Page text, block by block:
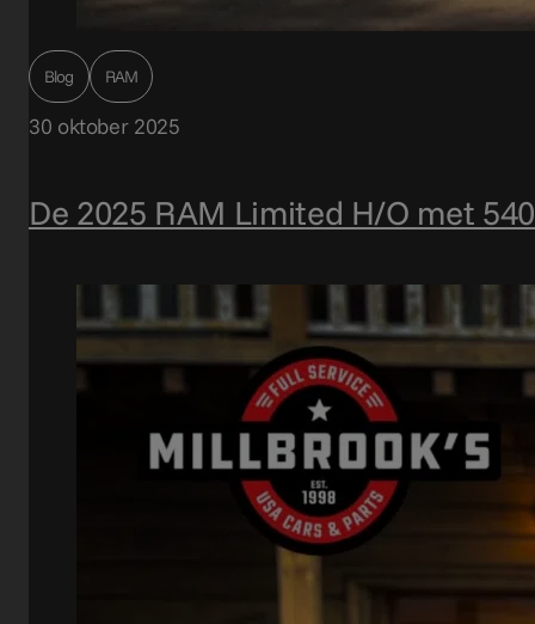
Blog RAM
30 oktober 2025
De 2025 RAM Limited H/O met